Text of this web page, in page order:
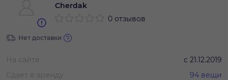
Cherdak
0 отзывов
Нет доставки
На сайте с 21.12.2019
Сдает в аренду
94 вещи